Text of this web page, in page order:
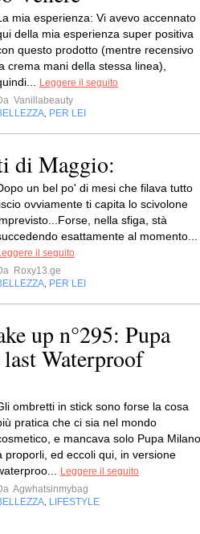
mia esperienza: Vi avevo accennato
della mia esperienza super positiva
questo prodotto (mentre recensivo
crema mani della stessa linea),
Leggere il seguito
Vanillabeauty
PER LEI
di Maggio:
un bel po' di mesi che filava tutto
ovviamente ti capita lo scivolone
nella sfiga, stà
esattamente al momento...
il seguito
Roxy13.ge
PER LEI
up n°295: Pupa
Waterproof
ombretti in stick sono forse la cosa
pratica che ci sia nel mondo
e mancava solo Pupa Milano
proporli, ed eccoli qui, in versione
Leggere il seguito
Agwhatsinmybag
LIFESTYLE